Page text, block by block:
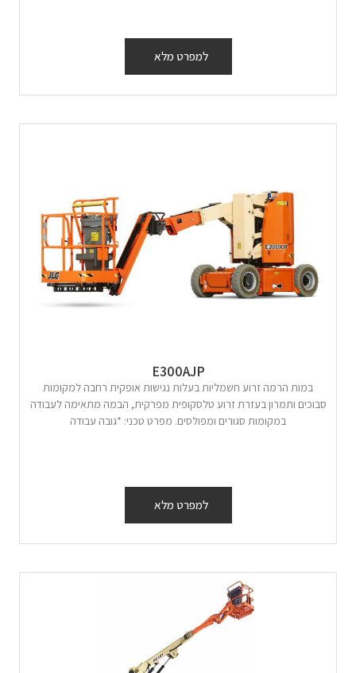
למפרט מלא
E300AJP
במות הרמה זרוע חשמליות בעלות נגישות אופקית רחבה למקומות
סבוכים ותמרון בעזרת זרוע טלסקופית מפרקית, הבמה מתאימה לעבודה
במקומות סגורים ומפולסים. מפרט טכני: *גובה עבודה
למפרט מלא